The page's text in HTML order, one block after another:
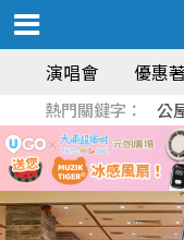
演唱會 優惠
熱門關鍵字： 公